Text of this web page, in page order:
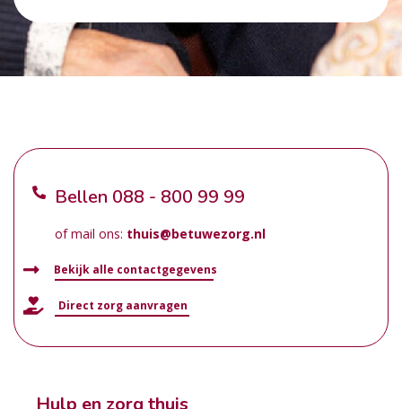
Bellen 088 - 800 99 99
of mail ons: thuis@betuwezorg.nl
Bekijk alle contactgegevens
Direct zorg aanvragen
Hulp en zorg thuis